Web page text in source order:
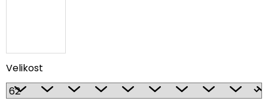
Velikost